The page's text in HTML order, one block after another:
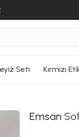
Seti Kırmızı
Emsan